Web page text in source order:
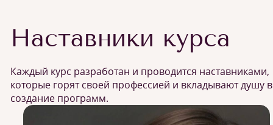
Наставники курса
Каждый курс разработан и проводится наставниками,
которые горят своей профессией и вкладывают душу в
создание программ.